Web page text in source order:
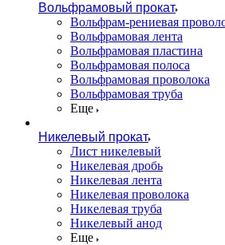
Вольфрамовый прокат
Вольфрам-рениевая
Вольфрамовая лента
Вольфрамовая пластина
Вольфрамовая полоса
Вольфрамовая проволока
Вольфрамовая труба
Еще
Никелевый прокат
Лист никелевый
Никелевая дробь
Никелевая лента
Никелевая проволока
Никелевая труба
Никелевый анод
Еще